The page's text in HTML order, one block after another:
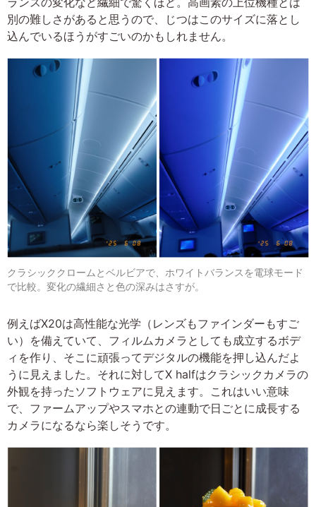
別の難しさがあると思うので、じつはこのサイズに落とし
込んでいるほうがすごいのかもしれません。
クラシッククロームとベルビアで、ホワイトバランスを電球モード
で比較。変化の繊細さと色の深みはさすが。
例えばX20は高性能な光学（レンズもファインダーもすご
い）を備えていて、フィルムカメラとしても成立するボデ
ィを作り、そこに頑張ってデジタルの機能を押し込んだよ
うに見えました。それに対してX halfはクラシックカメラの
外観を持ったソフトウェアに見えます。これはいい意味
で、ファームアップやスマホとの連動で日ごとに成長する
カメラになるなら楽しそうです。